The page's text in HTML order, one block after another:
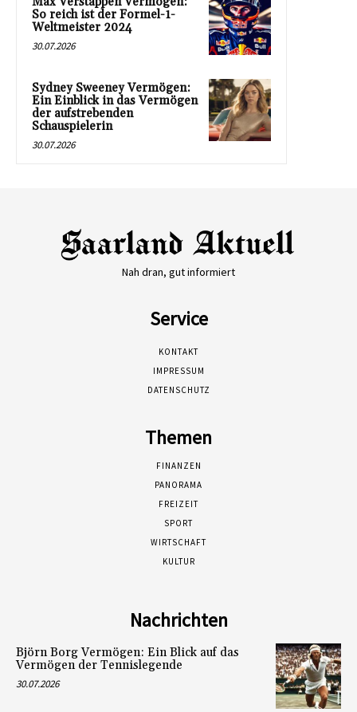
So reich ist der Formel-1-
Weltmeister 2024
30.07.2026
Sydney Sweeney Vermögen:
Ein Einblick in das Vermögen
der aufstrebenden
Schauspielerin
30.07.2026
Nah dran, gut informiert
Service
KONTAKT
IMPRESSUM
DATENSCHUTZ
Themen
FINANZEN
PANORAMA
FREIZEIT
SPORT
WIRTSCHAFT
KULTUR
Nachrichten
Björn Borg Vermögen: Ein Blick auf das
Vermögen der Tennislegende
30.07.2026